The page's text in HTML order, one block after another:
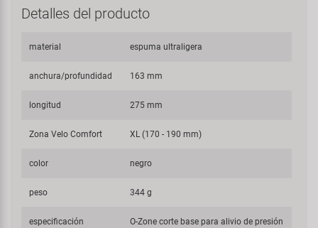
Detalles del producto
material espuma ultraligera
anchura/profundidad 163 mm
longitud 275 mm
Zona Velo Comfort XL (170 - 190 mm)
color negro
peso 344 g
especificación
O-Zone corte base para alivio de presión